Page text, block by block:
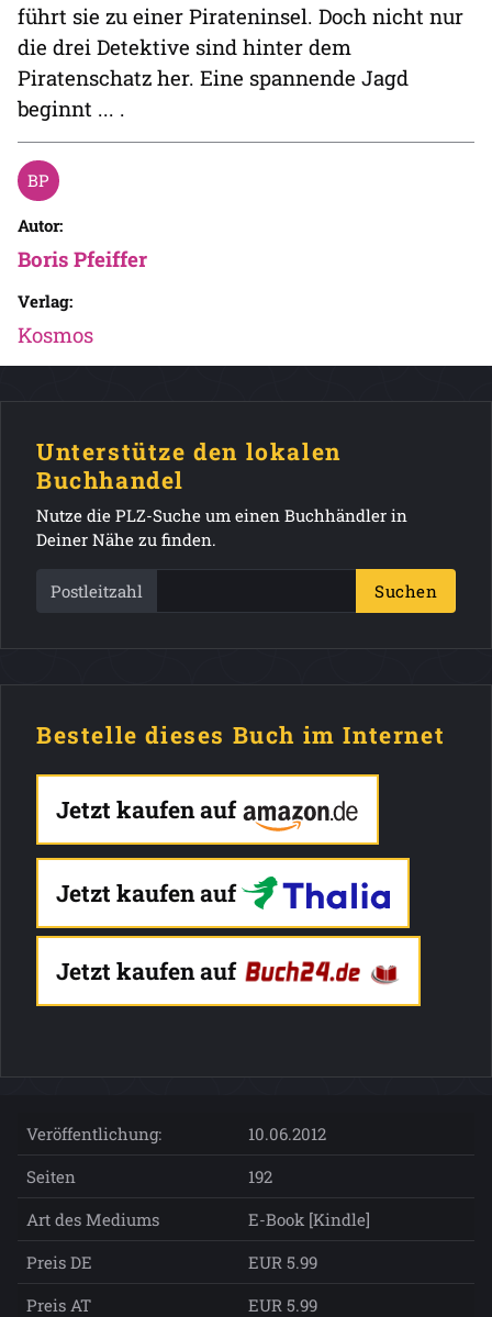
führt sie zu einer Pirateninsel. Doch nicht nur
die drei Detektive sind hinter dem
Piratenschatz her. Eine spannende Jagd
beginnt ... .
Autor:
Boris Pfeiffer
Verlag:
Kosmos
Unterstütze den lokalen
Buchhandel
Nutze die PLZ-Suche um einen Buchhändler in
Deiner Nähe zu finden.
Postleitzahl Suchen
Bestelle dieses Buch im Internet
Jetzt kaufen auf
Jetzt kaufen auf
Jetzt kaufen auf
Veröffentlichung:
10.06.2012
Seiten
192
Art des Mediums
E-Book [Kindle]
Preis DE
EUR 5.99
Preis AT
EUR 5.99